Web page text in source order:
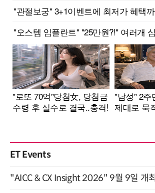
ET Events
"AICC & CX Insight 2026" 9월 9일 개최